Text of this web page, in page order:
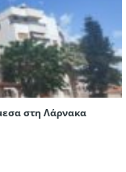
στη Λάρνακα